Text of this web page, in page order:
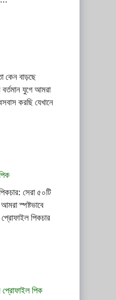
কেন বাড়ছে
বর্তমান যুগে আমরা
করছি যেখানে
সেরা ৫০টি
স্পষ্টভাবে
পিকচার
পিক